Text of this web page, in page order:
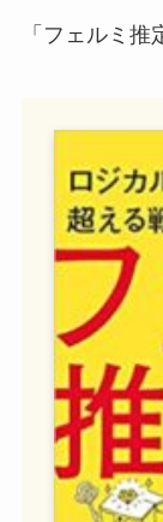
「フェルミ推